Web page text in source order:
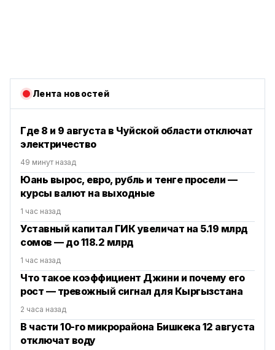
Лента новостей
Где 8 и 9 августа в Чуйской области отключат
электричество
49 минут назад
Юань вырос, евро, рубль и тенге просели —
курсы валют на выходные
1 час назад
Уставный капитал ГИК увеличат на 5.19 млрд
сомов — до 118.2 млрд
1 час назад
Что такое коэффициент Джини и почему его
рост — тревожный сигнал для Кыргызстана
2 часа назад
В части 10-го микрорайона Бишкека 12 августа
отключат воду